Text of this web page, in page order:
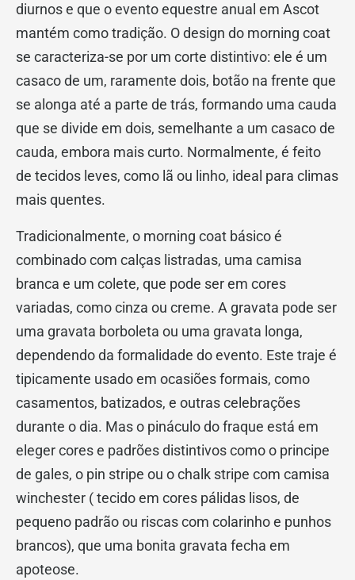
diurnos e que o evento equestre anual em Ascot
mantém como tradição. O design do morning coat
se caracteriza-se por um corte distintivo: ele é um
casaco de um, raramente dois, botão na frente que
se alonga até a parte de trás, formando uma cauda
que se divide em dois, semelhante a um casaco de
cauda, embora mais curto. Normalmente, é feito
de tecidos leves, como lã ou linho, ideal para climas
mais quentes.
Tradicionalmente, o morning coat básico é
combinado com calças listradas, uma camisa
branca e um colete, que pode ser em cores
variadas, como cinza ou creme. A gravata pode ser
uma gravata borboleta ou uma gravata longa,
dependendo da formalidade do evento. Este traje é
tipicamente usado em ocasiões formais, como
casamentos, batizados, e outras celebrações
durante o dia. Mas o pináculo do fraque está em
eleger cores e padrões distintivos como o principe
de gales, o pin stripe ou o chalk stripe com camisa
winchester ( tecido em cores pálidas lisos, de
pequeno padrão ou riscas com colarinho e punhos
brancos), que uma bonita gravata fecha em
apoteose.